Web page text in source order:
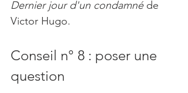
Dernier jour d'un condamné de
Victor Hugo.
Conseil n° 8 : poser une
question